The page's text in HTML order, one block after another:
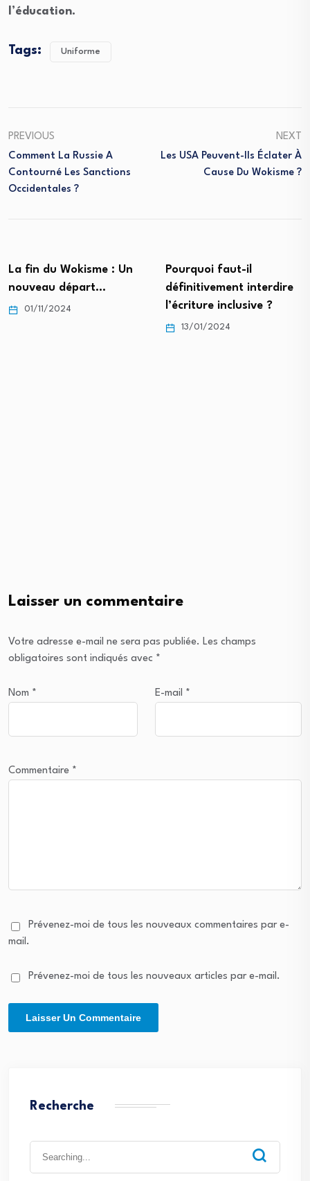
l’éducation.
Tags: Uniforme
PREVIOUS
Comment La Russie A
Contourné Les Sanctions
Occidentales ?
NEXT
Les USA Peuvent-Ils Éclater À
Cause Du Wokisme ?
Pourquoi faut-il
définitivement interdire
l’écriture inclusive ?
Génération Tiktok,
génération d’incultes ?
17/09/2023
Laisser un commentaire
Votre adresse e-mail ne sera pas publiée. Les champs
obligatoires sont indiqués avec *
Nom * E-mail *
Commentaire *
Prévenez-moi de tous les nouveaux commentaires par e-
mail.
Prévenez-moi de tous les nouveaux articles par e-mail.
Recherche